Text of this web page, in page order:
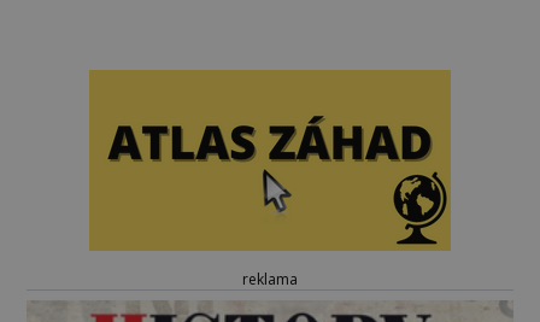
reklama